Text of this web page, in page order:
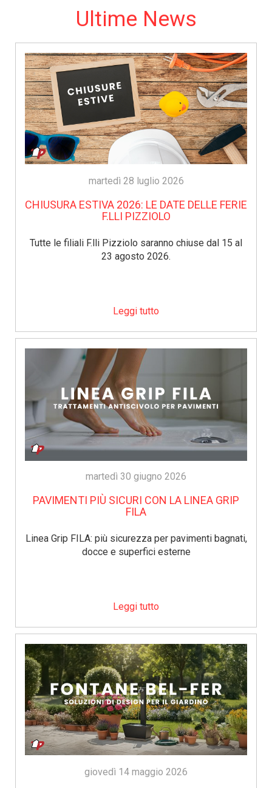
Ultime News
martedì 28 luglio 2026
CHIUSURA ESTIVA 2026: LE DATE DELLE FERIE
F.LLI PIZZIOLO
Tutte le filiali F.lli Pizziolo saranno chiuse dal 15 al
23 agosto 2026.
Leggi tutto
martedì 30 giugno 2026
PAVIMENTI PIÙ SICURI CON LA LINEA GRIP
FILA
Linea Grip FILA: più sicurezza per pavimenti bagnati,
docce e superfici esterne
Leggi tutto
giovedì 14 maggio 2026